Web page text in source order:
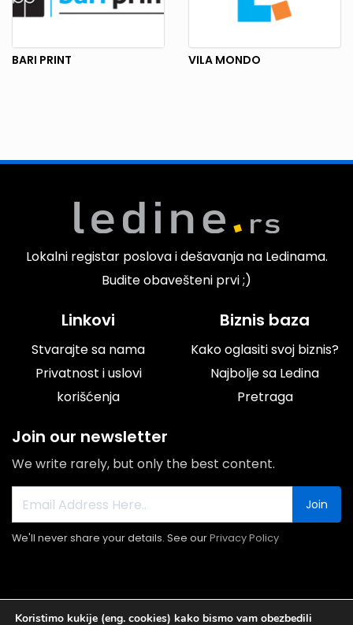
BARI PRINT VILA MONDO
Lokalni registar poslova i dešavanja na Ledinama.
Budite obavešteni prvi ;)
Linkovi
Stvarajte sa nama
Privatnost i uslovi
korišćenja
Biznis baza
Kako oglasiti svoj biznis?
Najbolje sa Ledina
Pretraga
Join our newsletter
We write rarely, but only the best content.
Join
We'll never share your details. See ourPrivacy Policy
© 2026 Portal Ledine.rs All rights reserved.
Koristimo kukije (eng. cookies) kako bismo vam obezbedili